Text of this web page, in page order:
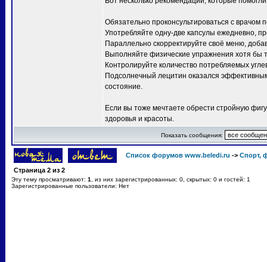
Обязательно проконсультироваться с врачом
Употребляйте одну-две капсулы ежедневно,
Параллельно скорректируйте своё меню,
Выполняйте физические упражнения хотя бы
Контролируйте количество потребляемых
Подсолнечный лецитин оказался
состояние.
Если вы тоже мечтаете обрести стройную
здоровья и красоты.
Показать сообщения:
Список форумов www.beledi.ru -> Спорт,
Страница 2 из 2
Эту тему просматривают: 1
, из них зарегистрированных: 0, скрытых: 0 и гостей: 1
Зарегистрированные пользователи: Нет